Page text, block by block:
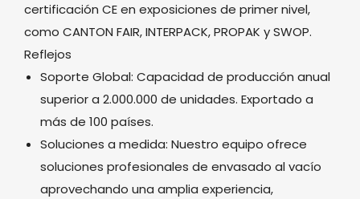
certificación CE en exposiciones de primer nivel,
como CANTON FAIR, INTERPACK, PROPAK y SWOP.
Reflejos
Soporte Global: Capacidad de producción anual
superior a 2.000.000 de unidades. Exportado a
más de 100 países.
Soluciones a medida: Nuestro equipo ofrece
soluciones profesionales de envasado al vacío
aprovechando una amplia experiencia,